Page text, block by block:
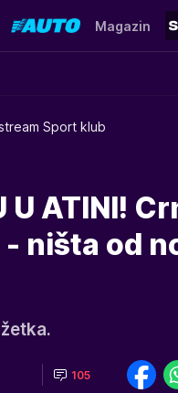
Magazin
Sport klub
U ATINI!
ništa od
105